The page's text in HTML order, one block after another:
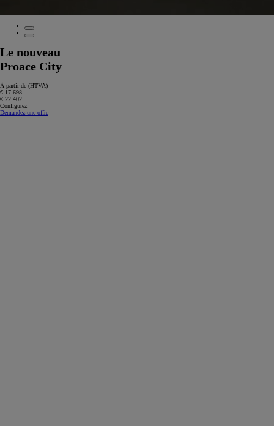
Le nouveau
Proace City
À partir de (HTVA)
€ 17.698
€ 22.402
Configurez
Demandez une offre